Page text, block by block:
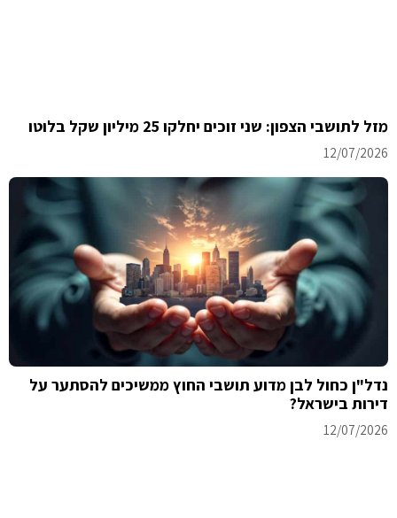
מזל לתושבי הצפון: שני זוכים יחלקו 25 מיליון שקל בלוטו
12/07/2026
נדל"ן כחול לבן מדוע תושבי החוץ ממשיכים להסתער על
דירות בישראל?
12/07/2026